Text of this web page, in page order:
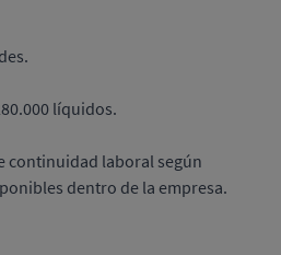
líquidos.
continuidad laboral según
dentro de la empresa.